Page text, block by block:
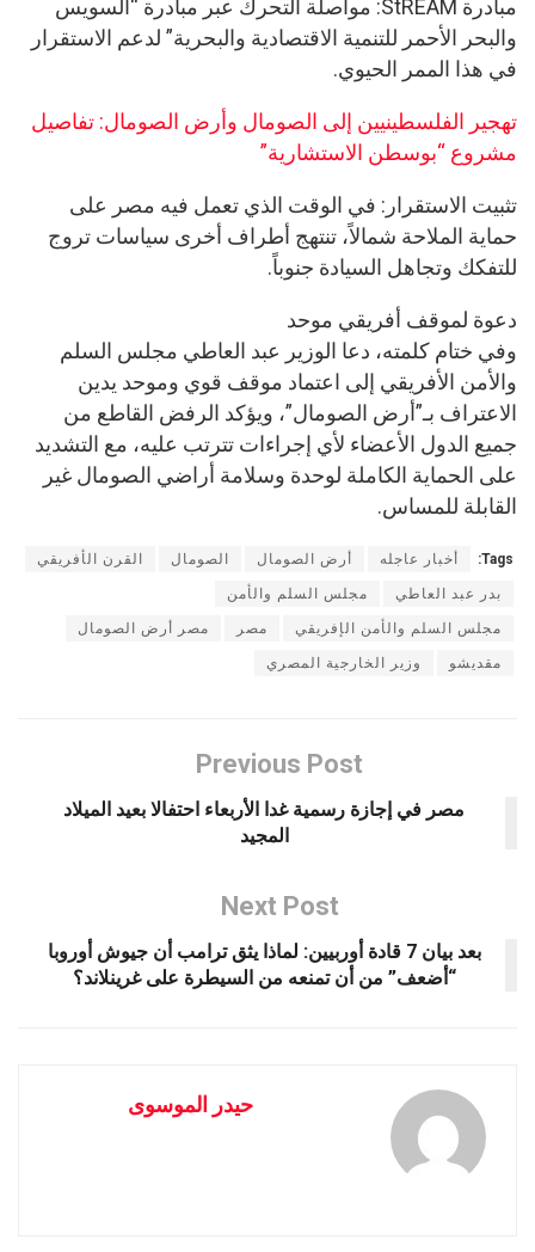
مبادرة StREAM: مواصلة التحرك عبر مبادرة “السويس
والبحر الأحمر للتنمية الاقتصادية والبحرية” لدعم الاستقرار
في هذا الممر الحيوي.
تهجير الفلسطينيين إلى الصومال وأرض الصومال: تفاصيل
مشروع “بوسطن الاستشارية”
تثبيت الاستقرار: في الوقت الذي تعمل فيه مصر على
حماية الملاحة شمالاً، تنتهج أطراف أخرى سياسات تروج
للتفكك وتجاهل السيادة جنوباً.
دعوة لموقف أفريقي موحد
وفي ختام كلمته، دعا الوزير عبد العاطي مجلس السلم
والأمن الأفريقي إلى اعتماد موقف قوي وموحد يدين
الاعتراف بـ”أرض الصومال”، ويؤكد الرفض القاطع من
جميع الدول الأعضاء لأي إجراءات تترتب عليه، مع التشديد
على الحماية الكاملة لوحدة وسلامة أراضي الصومال غير
القابلة للمساس.
Tags: أخبار عاجله أرض الصومال الصومال القرن الأفريقي
بدر عبد العاطي مجلس السلم والأمن
مجلس السلم والأمن الإفريقي مصر مصر أرض الصومال
مقديشو وزير الخارجية المصري
Previous Post
مصر في إجازة رسمية غدا الأربعاء احتفالا بعيد الميلاد
المجيد
Next Post
بعد بيان 7 قادة أوربيين: لماذا يثق ترامب أن جيوش أوروبا
“أضعف” من أن تمنعه من السيطرة على غرينلاند؟
حيدر الموسوى